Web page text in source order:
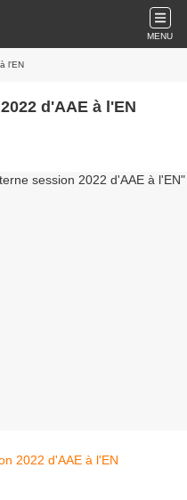
MENU
l'EN
d'AAE à l'EN